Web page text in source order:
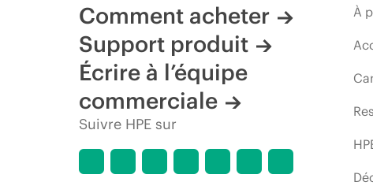
Comment acheter
Support produit
Écrire à l’équipe
commerciale
Suivre HPE sur
À